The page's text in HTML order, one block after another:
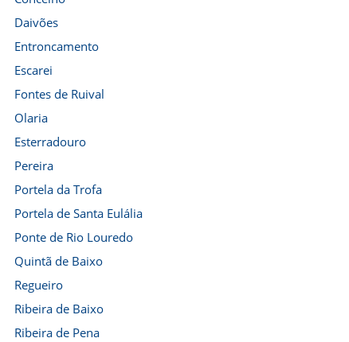
Daivões
Entroncamento
Escarei
Fontes de Ruival
Olaria
Esterradouro
Pereira
Portela da Trofa
Portela de Santa Eulália
Ponte de Rio Louredo
Quintã de Baixo
Regueiro
Ribeira de Baixo
Ribeira de Pena